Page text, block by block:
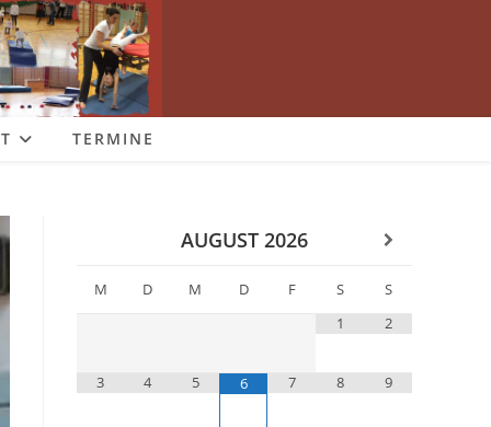
TERMINE
AUGUST 2026
M D M D F S
S
1
2
3 4 5 6 7 8 9